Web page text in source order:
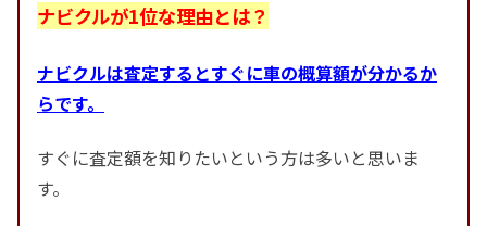
ナビクルが1位な理由とは？
ナビクルは査定するとすぐに車の概算額が分かるか
らです。
すぐに査定額を知りたいという方は多いと思いま
す。